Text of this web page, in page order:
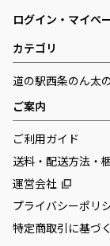
ログイン・マイペ
カテゴリ
道の駅西条のん太
ご案内
ご利用ガイド
送料・配送方法・
運営会社
プライバシーポリ
特定商取引に基づ